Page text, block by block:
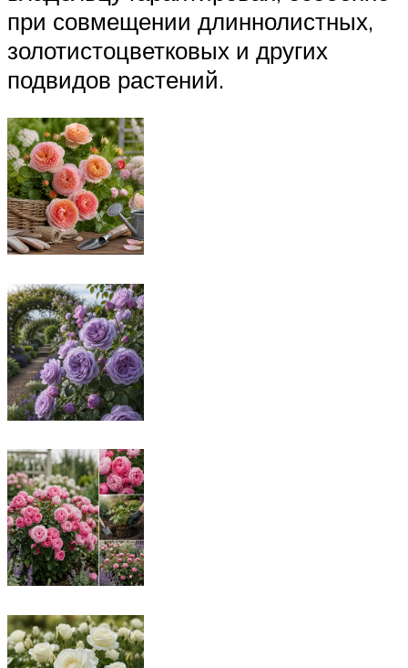
при совмещении длиннолистных,
золотистоцветковых и других
подвидов растений.